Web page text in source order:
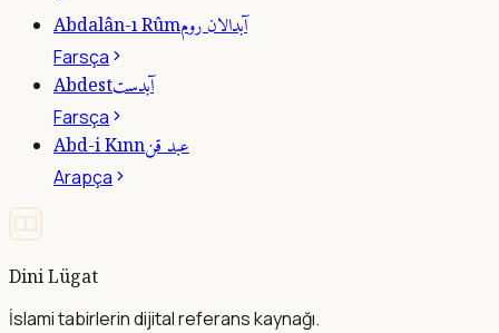
Abdalân-ı Rûmآبدالان روم
Farsça
Abdestآبدست
Farsça
Abd-i Kınnعبد قن
Arapça
Dini Lügat
İslami tabirlerin dijital referans kaynağı.